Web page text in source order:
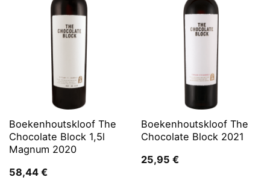
Boekenhoutskloof The
Chocolate Block 1,5l
Magnum 2020
58,44 €
Boekenhoutskloof The
Chocolate Block 2021
25,95 €